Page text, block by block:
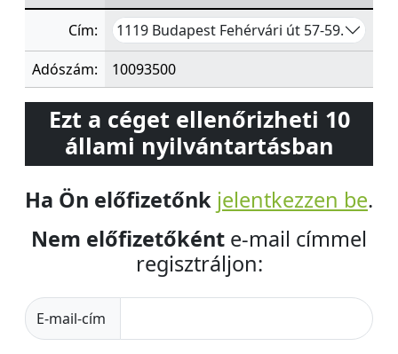
Cím: 1119 Budapest Fehérvári út 57-59.
Adószám: 10093500
Ezt a céget ellenőrizheti 10
állami nyilvántartásban
Ha Ön előfizetőnk jelentkezzen be.
Nem előfizetőként e-mail címmel
regisztráljon:
E-mail-cím